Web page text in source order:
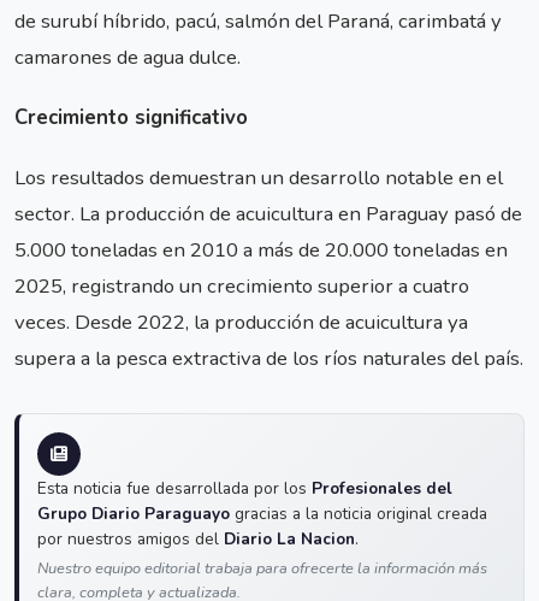
de surubí híbrido, pacú, salmón del Paraná, carimbatá y
camarones de agua dulce.
Crecimiento significativo
Los resultados demuestran un desarrollo notable en el
sector. La producción de acuicultura en Paraguay pasó de
5.000 toneladas en 2010 a más de 20.000 toneladas en
2025, registrando un crecimiento superior a cuatro
veces. Desde 2022, la producción de acuicultura ya
supera a la pesca extractiva de los ríos naturales del país.
Esta noticia fue desarrollada por los Profesionales del
Grupo Diario Paraguayo gracias a la noticia original creada
por nuestros amigos del Diario La Nacion.
Nuestro equipo editorial trabaja para ofrecerte la información más
clara, completa y actualizada.